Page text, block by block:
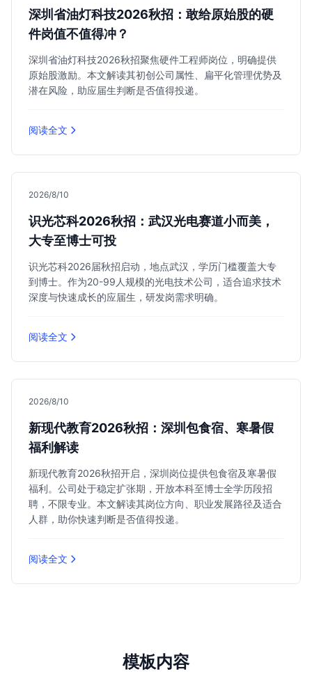
深圳省油灯科技2026秋招：敢给原始股的硬
件岗值不值得冲？
深圳省油灯科技2026秋招聚焦硬件工程师岗位，明确提供
原始股激励。本文解读其初创公司属性、扁平化管理优势及
潜在风险，助应届生判断是否值得投递。
阅读全文
2026/8/10
识光芯科2026秋招：武汉光电赛道小而美，
大专至博士可投
识光芯科2026届秋招启动，地点武汉，学历门槛覆盖大专
到博士。作为20-99人规模的光电技术公司，适合追求技术
深度与快速成长的应届生，研发岗需求明确。
阅读全文
2026/8/10
新现代教育2026秋招：深圳包食宿、寒暑假
福利解读
新现代教育2026秋招开启，深圳岗位提供包食宿及寒暑假
福利。公司处于稳定扩张期，开放本科至博士全学历段招
聘，不限专业。本文解读其岗位方向、职业发展路径及适合
人群，助你快速判断是否值得投递。
阅读全文
模板内容